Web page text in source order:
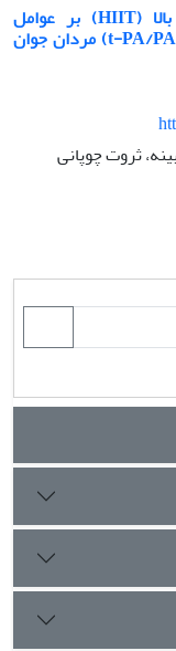
تأثیر شش هفته تمرین تناوبی با شدت بالا (HIIT) بر عوامل
فیبرینولیتیک (t-PA، PAI-1 و کمپلکس t-PA/PAI-1) مردان جوان
ثروت چوپانی